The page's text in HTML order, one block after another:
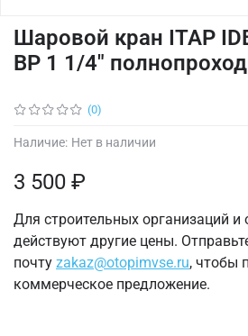
(0)
Наличие: Нет в наличии
Шаровой кран ITAP
ВР 1 1/4"
3 500 ₽
Для строительных организаций и
действуют другие цены.
почту zakaz@otopimvse.ru, чтобы
коммерческое предложение.